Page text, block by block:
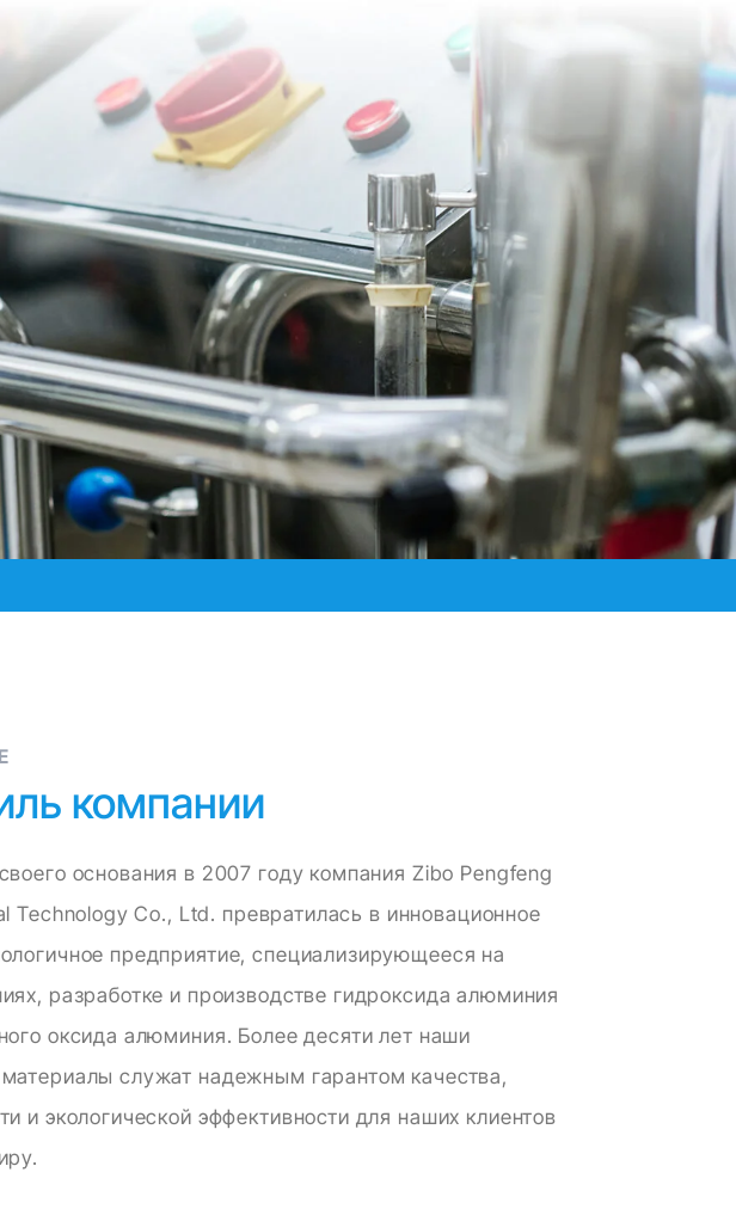
компании
основания в 2007 году компания Zibo Pengfeng
Technology Co., Ltd. превратилась в инновационное
предприятие, специализирующееся на
разработке и производстве гидроксида алюминия
оксида алюминия. Более десяти лет наши
служат надежным гарантом качества,
и экологической эффективности для наших клиентов